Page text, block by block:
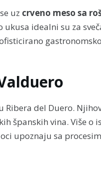
uz crveno meso sa
idealni su za
Ribera del Duero.
španskih vina. Više o
upoznaju sa